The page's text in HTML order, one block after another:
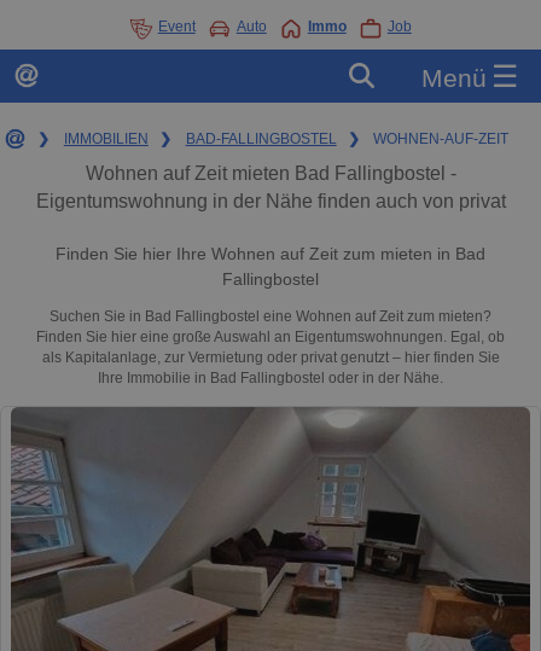
Event Auto Immo Job
Menü ☰
❯ IMMOBILIEN ❯ BAD-FALLINGBOSTEL ❯ WOHNEN-AUF-ZEIT
Wohnen auf Zeit mieten Bad Fallingbostel -
Eigentumswohnung in der Nähe finden auch von privat
Finden Sie hier Ihre Wohnen auf Zeit zum mieten in Bad
Fallingbostel
Suchen Sie in Bad Fallingbostel eine Wohnen auf Zeit zum mieten?
Finden Sie hier eine große Auswahl an Eigentumswohnungen. Egal, ob
als Kapitalanlage, zur Vermietung oder privat genutzt – hier finden Sie
Ihre Immobilie in Bad Fallingbostel oder in der Nähe.